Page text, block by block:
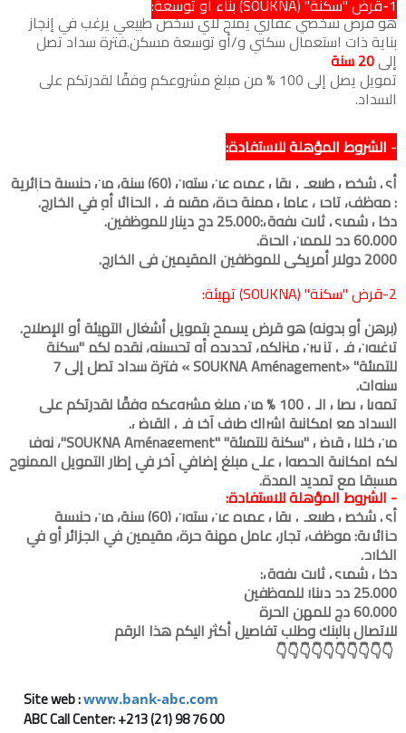
هو قرض شخصي عقاري يمنح لأي شخص طبيعي يرغب في إنجاز
بناية ذات استعمال سكني و/أو توسعة مسكن.فترة سداد تصل
إلى20 سنة
تمويل يصل إلى 100 % من مبلغ مشروعكم وفقًا لقدرتكم على
السداد.
- الشروط المؤهلة للاستفادة:
أي شخص طبيعي يقل عمره عن ستون (60) سنة، من جنسية جزائرية
: موظف، تاجر ، عامل مهنة حرة، مقيم في الجزائر أو في الخارج.
دخل شهري ثابت يفوق:25.000 دج دينار للموظفين.
60.000 دج للمهن الحرة.
2000 دولار أمريكي للموظفين المقيمين في الخارج.
2-قرض "سكنة" (SOUKNA) تهيئة:
(برهن أو بدونه) هو قرض يسمح بتمويل أشغال التهيئة أو الإصلاح.
ترغبون في تزيين منزلكم، تجديده أو تحسينه، نقدم لكم "سكنة
للتهيئة" «SOUKNA Aménagement » ​فترة سداد تصل إلى 7
سنوات.
تمويل يصل إلى 100 % من مبلغ مشروعكم وفقًا لقدرتكم على
السداد مع إمكانية إشراك طرف آخر في القرض.
من خلال قرض "سكنة للتهيئة" "SOUKNA Aménagement"، نوفر
لكم إمكانية الحصول على مبلغ إضافي آخر في إطار التمويل الممنوح
مسبقا مع تمديد المدة.
- الشروط المؤهلة للاستفادة:
أي شخص طبيعي يقل عمره عن ستون (60) سنة، من جنسية
جزائرية: موظف، تجار، عامل مهنة حرة، مقيمين في الجزائر أو في
الخارج.
دخل شهري ثابت يفوق:
25.000 دج دينار للموظفين
60.000 دج للمهن الحرة
للاتصال بالبنك وطلب تفاصيل أكثر اليكم هذا الرقم
👇👇👇👇👇👇👇👇👇👇
Site web :www.bank-abc.com
ABC Call Center: +213 (21) 98 76 00